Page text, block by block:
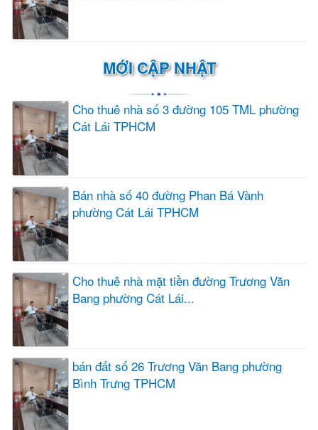
MỚI CẬP NHẬT
Cho thuê nhà số 3 đường 105 TML phường
Cát Lái TPHCM
Bán nhà số 40 đường Phan Bá Vành
phường Cát Lái TPHCM
Cho thuê nhà mặt tiền đường Trương Văn
Bang phường Cát Lái...
bán đất số 26 Trương Văn Bang phường
Bình Trưng TPHCM